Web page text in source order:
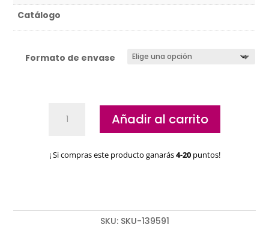
Catálogo
Formato de envase
Wella
bol
Añadir al carrito
¡ Si compras este producto ganarás4-20puntos!
SKU: SKU-139591